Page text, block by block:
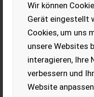
Wir können
Gerät eingestellt
Cookies, um uns
unsere Websites
interagieren, Ihre
verbessern und
Website